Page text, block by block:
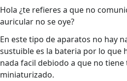
Hola ¿te refieres a que no
auricular no se oye?
En este tipo de aparatos no hay
sustuible es la bateria por lo que
nada facil debiodo a que no
miniaturizado.